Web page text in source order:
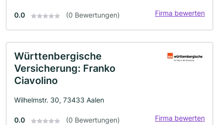
0.0 (0 Bewertungen) Firma bewerten
Württenbergische
Versicherung: Franko
Ciavolino
Wilhelmstr. 30, 73433 Aalen
0.0 (0 Bewertungen) Firma bewerten